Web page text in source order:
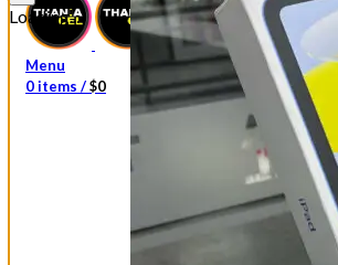
Loading...
Menu
0items /$0